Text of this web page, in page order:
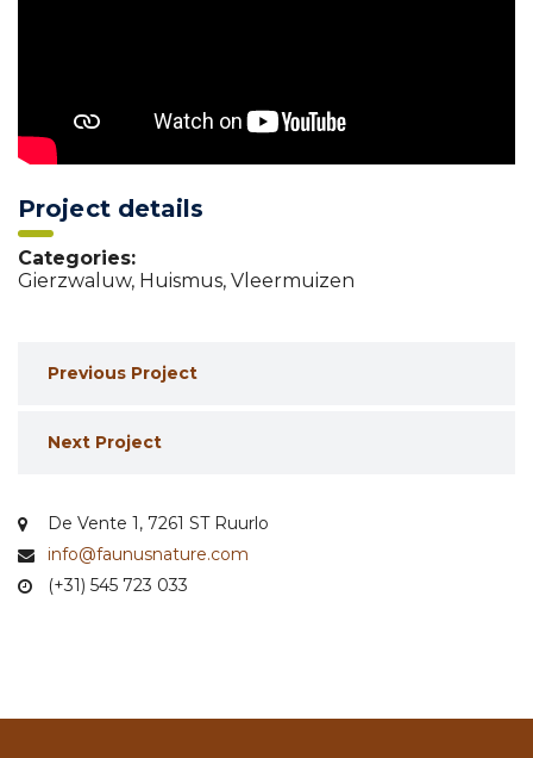
Project details
Categories:
Gierzwaluw, Huismus, Vleermuizen
Previous Project
Next Project
De Vente 1, 7261 ST Ruurlo
info@faunusnature.com
(+31) 545 723 033